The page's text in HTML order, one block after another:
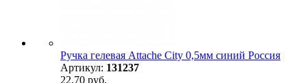
Ручка гелевая Attache City 0,5мм синий Россия
Артикул: 131237
22,70 руб.